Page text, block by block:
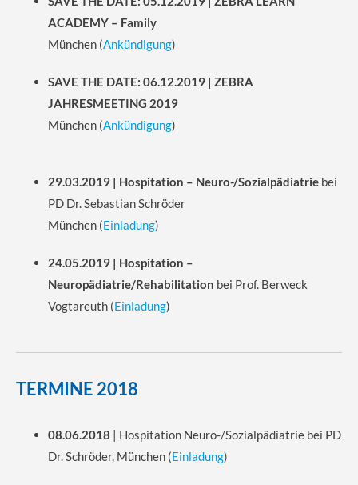
ACADEMY – Family
München (Ankündigung)
SAVE THE DATE: 06.12.2019 | ZEBRA
JAHRESMEETING 2019
München (Ankündigung)
29.03.2019 | Hospitation – Neuro-/Sozialpädiatrie bei
PD Dr. Sebastian Schröder
München (Einladung)
24.05.2019 | Hospitation –
Neuropädiatrie/Rehabilitation bei Prof. Berweck
Vogtareuth (Einladung)
TERMINE 2018
08.06.2018 | Hospitation Neuro-/Sozialpädiatrie bei PD
Dr. Schröder, München (Einladung)